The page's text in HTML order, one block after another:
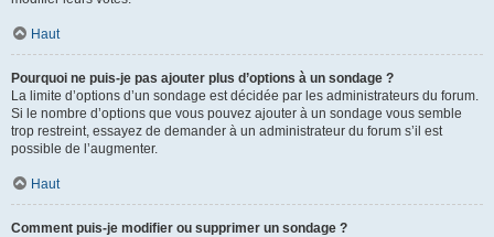
Haut
Pourquoi ne puis-je pas ajouter plus d’options à un sondage ?
La limite d’options d’un sondage est décidée par les administrateurs du forum.
Si le nombre d’options que vous pouvez ajouter à un sondage vous semble
trop restreint, essayez de demander à un administrateur du forum s’il est
possible de l’augmenter.
Haut
Comment puis-je modifier ou supprimer un sondage ?